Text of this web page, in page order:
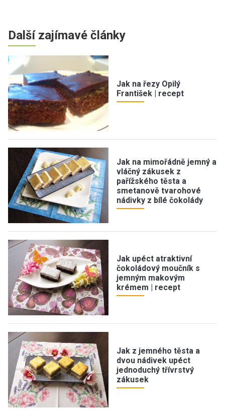
Další zajímavé články
Jak na řezy Opilý
František | recept
Jak na mimořádně jemný a
vláčný zákusek z
pařížského těsta a
smetanově tvarohové
nádivky z bílé čokolády
Jak upéct atraktivní
čokoládový moučník s
jemným makovým
krémem | recept
Jak z jemného těsta a
dvou nádivek upéct
jednoduchý třívrstvý
zákusek